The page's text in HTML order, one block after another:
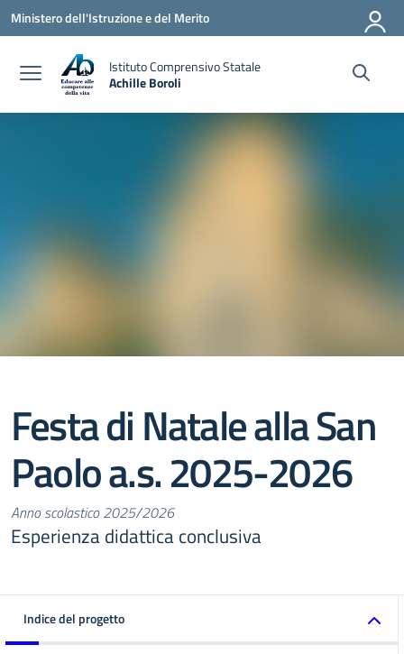
Vai ai contenuti
Vai al menu di navigazione
Vai al footer
Ministero dell'Istruzione e del Merito
Istituto Comprensivo Statale
Achille Boroli
Festa di Natale alla San
Paolo a.s. 2025-2026
Anno scolastico 2025/2026
Esperienza didattica conclusiva
Indice del progetto